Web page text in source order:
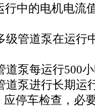
中的电机电流
管道泵在运行
泵每运行500小
泵进行长期运
停车检查，必